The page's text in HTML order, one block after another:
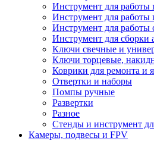
Инструмент для работы
Инструмент для работы
Инструмент для работы
Инструмент для сборки
Ключи свечные и
Ключи торцевые,
Коврики для ремонта и
Отвертки и наборы
Помпы ручные
Развертки
Разное
Стенды и инструмент
Камеры, подвесы и FPV